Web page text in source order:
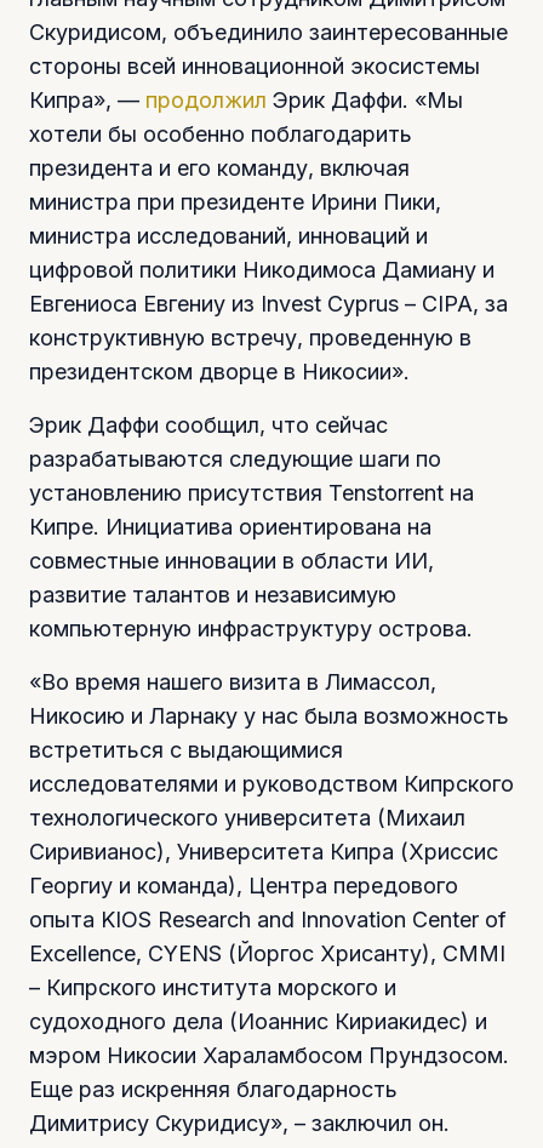
Скуридисом, объединило заинтересованные
стороны всей инновационной экосистемы
Кипра», — продолжил Эрик Даффи. «Мы
хотели бы особенно поблагодарить
президента и его команду, включая
министра при президенте Ирини Пики,
министра исследований, инноваций и
цифровой политики Никодимоса Дамиану и
Евгениоса Евгениу из Invest Cyprus – CIPA, за
конструктивную встречу, проведенную в
президентском дворце в Никосии».
Эрик Даффи сообщил, что сейчас
разрабатываются следующие шаги по
установлению присутствия Tenstorrent на
Кипре. Инициатива ориентирована на
совместные инновации в области ИИ,
развитие талантов и независимую
компьютерную инфраструктуру острова.
«Во время нашего визита в Лимассол,
Никосию и Ларнаку у нас была возможность
встретиться с выдающимися
исследователями и руководством Кипрского
технологического университета (Михаил
Сиривианос), Университета Кипра (Хриссис
Георгиу и команда), Центра передового
опыта KIOS Research and Innovation Center of
Excellence, CYENS (Йоргос Хрисанту), CMMI
– Кипрского института морского и
судоходного дела (Иоаннис Кириакидес) и
мэром Никосии Хараламбосом Прундзосом.
Еще раз искренняя благодарность
Димитрису Скуридису», – заключил он.